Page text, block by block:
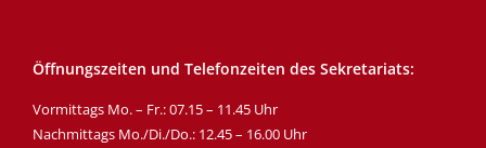
Öffnungszeiten und Telefonzeiten des Sekretariats:
Vormittags Mo. – Fr.: 07.15 – 11.45 Uhr
Nachmittags Mo./Di./Do.: 12.45 – 16.00 Uhr